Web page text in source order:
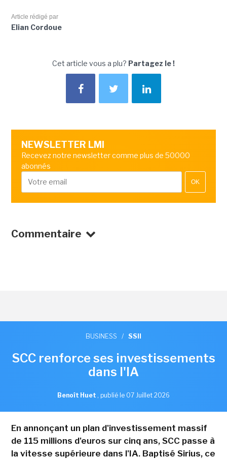
Article rédigé par
Elian Cordoue
Cet article vous a plu? Partagez le !
NEWSLETTER LMI
Recevez notre newsletter comme plus de 50000
abonnés
OK
Commentaire
BUSINESS / SSII
SCC renforce ses investissements
dans l'IA
Benoît Huet , publié le 07 Juillet 2026
En annonçant un plan d'investissement massif
de 115 millions d'euros sur cinq ans, SCC passe à
la vitesse supérieure dans l'IA. Baptisé Sirius, ce